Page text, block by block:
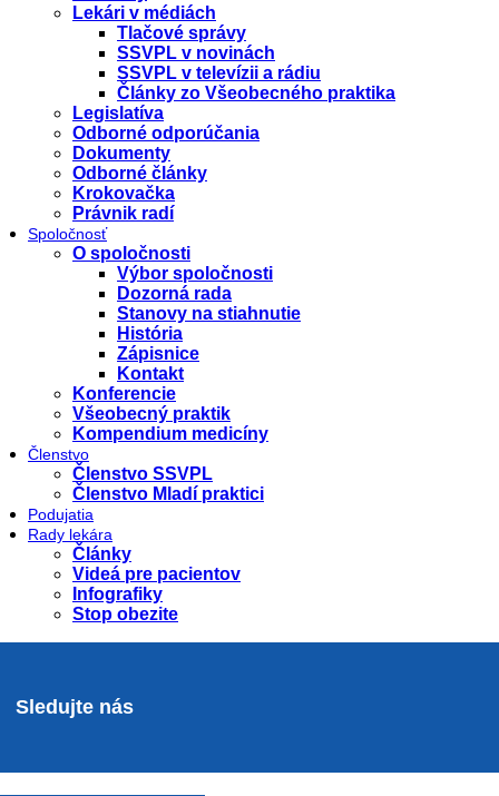
Lekári v médiách
Tlačové správy
SSVPL v novinách
SSVPL v televízii a rádiu
Články zo Všeobecného praktika
Legislatíva
Odborné odporúčania
Dokumenty
Odborné články
Krokovačka
Právnik radí
Spoločnosť
O spoločnosti
Výbor spoločnosti
Dozorná rada
Stanovy na stiahnutie
História
Zápisnice
Kontakt
Konferencie
Všeobecný praktik
Kompendium medicíny
Členstvo
Členstvo SSVPL
Členstvo Mladí praktici
Podujatia
Rady lekára
Články
Videá pre pacientov
Infografiky
Stop obezite
Sledujte nás